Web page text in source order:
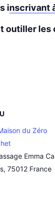
inscrivant
outiller
du Zéro
Emma
, 75012 France